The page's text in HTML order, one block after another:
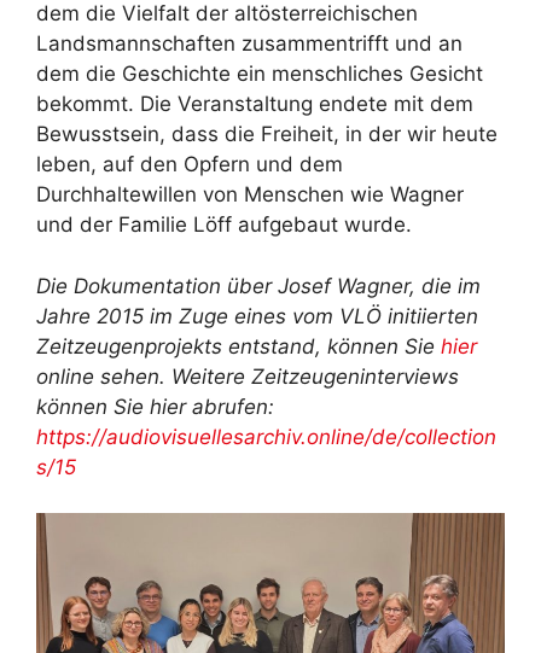
dem die Vielfalt der altösterreichischen
Landsmannschaften zusammentrifft und an
dem die Geschichte ein menschliches Gesicht
bekommt. Die Veranstaltung endete mit dem
Bewusstsein, dass die Freiheit, in der wir heute
leben, auf den Opfern und dem
Durchhaltewillen von Menschen wie Wagner
und der Familie Löff aufgebaut wurde.
Die Dokumentation über Josef Wagner, die im
Jahre 2015 im Zuge eines vom VLÖ initiierten
Zeitzeugenprojekts entstand, können Sie hier
online sehen. Weitere Zeitzeugeninterviews
können Sie hier abrufen:
https://audiovisuellesarchiv.online/de/collection
s/15